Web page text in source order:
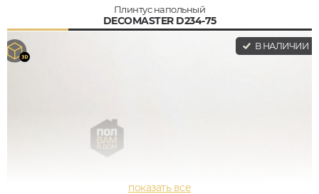
Плинтус напольный
DECOMASTER D234-75
В НАЛИЧИИ